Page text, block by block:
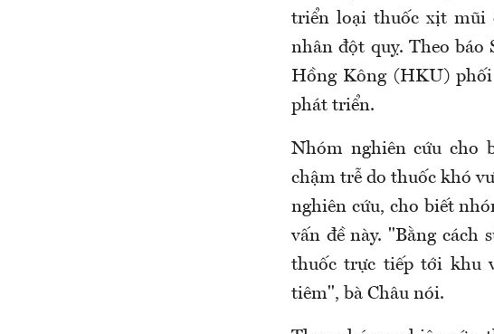
triển loại thuốc xịt mũi
nhân đột quỵ. Theo báo
Hồng Kông (HKU)
phát triển.
Nhóm nghiên cứu cho
chậm trễ do thuốc khó
nghiên cứu, cho biết
vấn đề này. "Bằng cách
thuốc trực tiếp tới khu
tiêm", bà Châu nói.